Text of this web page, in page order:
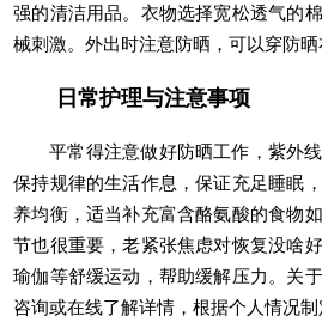
强的清洁用品。衣物选择宽松透气的
械刺激。外出时注意防晒，可以穿防晒
日常护理与注意事项
平常得注意做好防晒工作，紫外
保持规律的生活作息，保证充足睡眠
养均衡，适当补充富含酪氨酸的食物
节也很重要，老紧张焦虑对恢复没啥
瑜伽等舒缓运动，帮助缓解压力。关
咨询或在线了解详情，根据个人情况制